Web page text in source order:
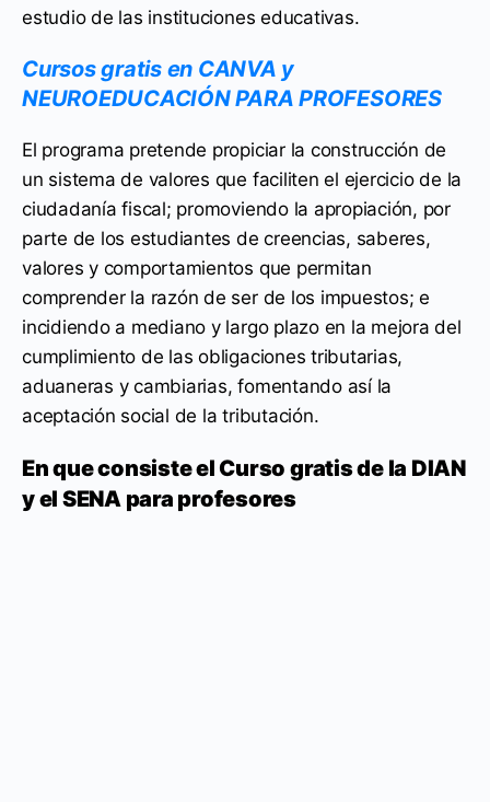
estudio de las instituciones educativas.
Cursos gratis en CANVA y
NEUROEDUCACIÓN PARA PROFESORES
El programa pretende propiciar la construcción de
un sistema de valores que faciliten el ejercicio de la
ciudadanía fiscal; promoviendo la apropiación, por
parte de los estudiantes de creencias, saberes,
valores y comportamientos que permitan
comprender la razón de ser de los impuestos; e
incidiendo a mediano y largo plazo en la mejora del
cumplimiento de las obligaciones tributarias,
aduaneras y cambiarias, fomentando así la
aceptación social de la tributación.
En que consiste el Curso gratis de la DIAN
y el SENA para profesores